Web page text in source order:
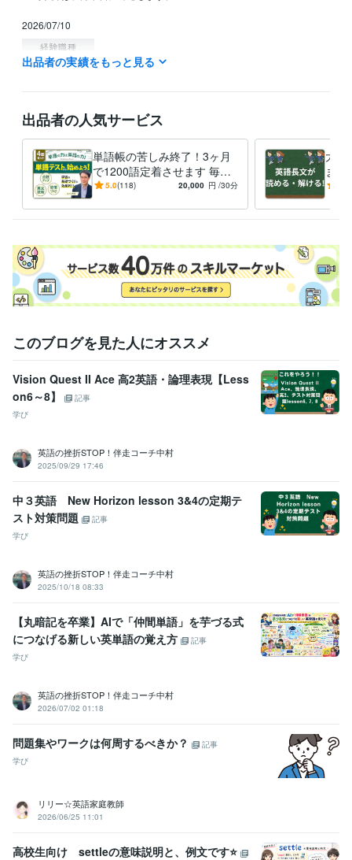
2026/07/10
経験職種
ライフスタイル・その他 / 講師・インストラクター
職歴
スクールIE 2019年4月 ~ 現在
Amazing Talker 2020年12月 ~ 現在
受賞歴
【ココナラ】プラチナランク認定
【ココナラ】1.5ヶ月で英単語突
破！→心理学系大学院合格！
TOEIC
得意分野
学習指導・資格・キャリア相談 英語を教えること
英語 教育
出品者の実績をもっと見る
出品者の人気サービス
単語帳の苦しみ終了！3ヶ月
で1200語定着させます 毎日1
0問のミニテスト＆週1回のオ
5.0(118) 20,000 円 /30分
大学
ま
応】
このブログを見た人にオススメ
Vision Quest II Ace 高2英語・論理表現【Less
on6～8】
記事
学び
英語の挫折STOP！伴走コーチ中村
2025/09/29 17:46
中３英語 New Horizon lesson 3&4の定期テ
スト対策問題
記事
学び
英語の挫折STOP！伴走コーチ中村
2025/10/18 08:33
【丸暗記を卒業】AIで「仲間単語」を芋づる式
につなげる新しい英単語の覚え方
記事
学び
英語の挫折STOP！伴走コーチ中村
2026/07/02 01:18
問題集やワークは何周するべきか？
記事
学び
リリー☆英語家庭教師
2026/06/25 11:01
高校生向け settleの意味説明と、例文です⭐️